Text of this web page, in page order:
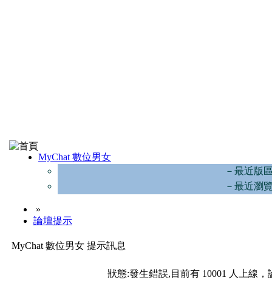
MyChat 數位男女
－最近版
－最近瀏
»
論壇提示
MyChat 數位男女 提示訊息
狀態:發生錯誤,目前有 10001 人上線